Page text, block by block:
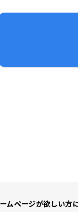
ムページが欲しい方